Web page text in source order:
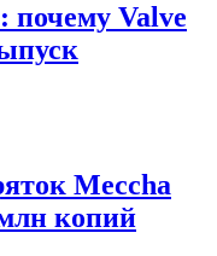
почему Valve
Meccha
копий